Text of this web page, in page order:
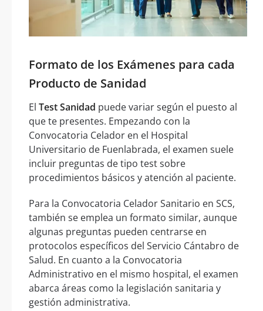
Formato de los Exámenes para cada
Producto de Sanidad
El Test Sanidad puede variar según el puesto al
que te presentes. Empezando con la
Convocatoria Celador en el Hospital
Universitario de Fuenlabrada, el examen suele
incluir preguntas de tipo test sobre
procedimientos básicos y atención al paciente.
Para la Convocatoria Celador Sanitario en SCS,
también se emplea un formato similar, aunque
algunas preguntas pueden centrarse en
protocolos específicos del Servicio Cántabro de
Salud. En cuanto a la Convocatoria
Administrativo en el mismo hospital, el examen
abarca áreas como la legislación sanitaria y
gestión administrativa.